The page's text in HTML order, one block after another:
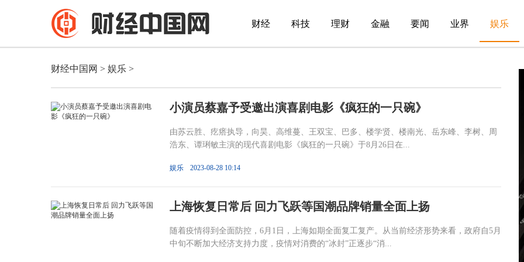
财经 科技 理财 金融 要闻 业界 娱乐
财经中国网 > 娱乐 >
小演员蔡嘉予受邀出演喜剧电影《疯狂的一只碗》
由苏云胜、疙瘩执导，向昊、高维蔓、王双宝、巴多、楼学贤、楼南光、岳东峰、李树、周
浩东、谭琍敏主演的现代喜剧电影《疯狂的一只碗》于8月26日在...
娱乐 2023-08-28 10:14
上海恢复日常后 回力飞跃等国潮品牌销量全面上扬
随着疫情得到全面防控，6月1日，上海如期全面复工复产。从当前经济形势来看，政府自5月
中旬不断加大经济支持力度，疫情对消费的“冰封”正逐步“消...